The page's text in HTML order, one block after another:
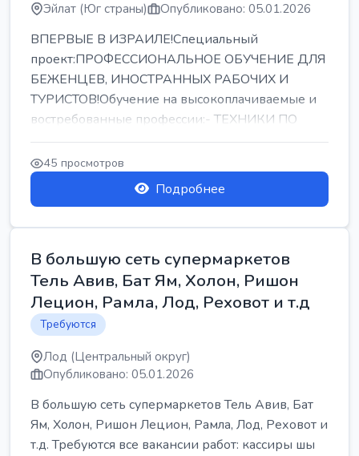
Эйлат (Юг страны) Опубликовано: 05.01.2026
ВПЕРВЫЕ В ИЗРАИЛЕ!Специальный
проект:ПРОФЕССИОНАЛЬНОЕ ОБУЧЕНИЕ ДЛЯ
БЕЖЕНЦЕВ, ИНОСТРАННЫХ РАБОЧИХ И
ТУРИСТОВ!Обучение на высокоплачиваемые и
востребованные профессии:- ТЕХНИКИ ПО
РЕМОНТУ КОНДИЦИОНЕРОВ-...
45 просмотров
Подробнее
В большую сеть супермаркетов
Тель Авив, Бат Ям, Холон, Ришон
Лецион, Рамла, Лод, Реховот и т.д
Требуются
Лод (Центральный округ)
Опубликовано: 05.01.2026
В большую сеть супермаркетов Тель Авив, Бат
Ям, Холон, Ришон Лецион, Рамла, Лод, Реховот и
т.д. Требуются все вакансии работ: кассиры шы